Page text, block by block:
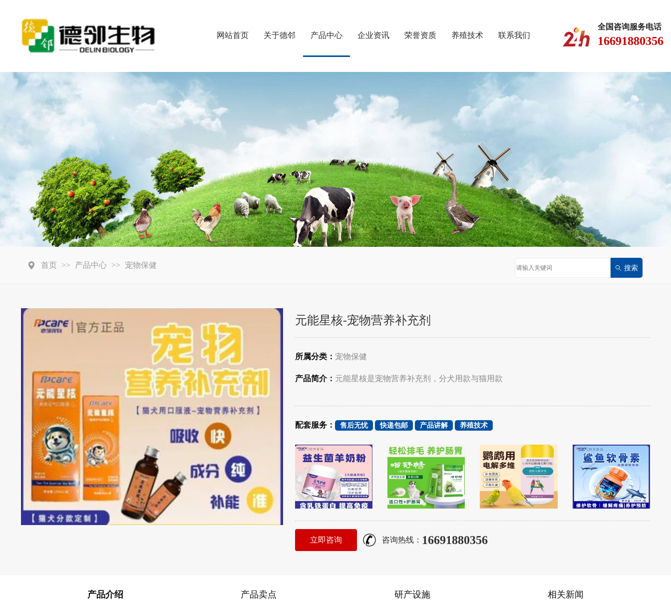
网站首页 关于德邻 产品中心 企业资讯 荣誉资质 养殖技术 联系我们
全国咨询服务电话
16691880356
首页 >> 产品中心 >> 宠物保健
元能星核-宠物营养补充剂
所属分类： 宠物保健
产品简介： 元能星核是宠物营养补充剂，分犬用款与猫用款
配套服务： 售后无忧 快递包邮 产品讲解 养殖技术
立即咨询 咨询热线： 16691880356
产品介绍 产品卖点 研产设施 相关新闻